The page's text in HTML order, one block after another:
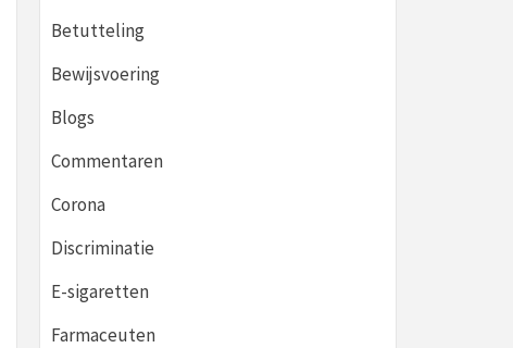
Betutteling
Bewijsvoering
Blogs
Commentaren
Corona
Discriminatie
E-sigaretten
Farmaceuten